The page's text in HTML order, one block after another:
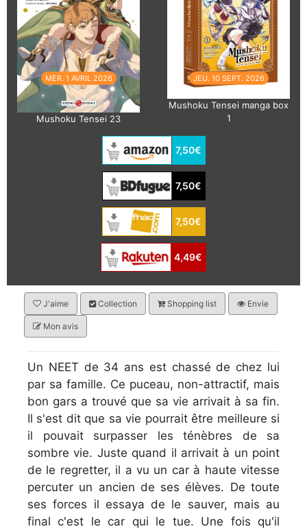
MER. 1 AVRIL 2026
Mushoku Tensei 23
JEU. 10 SEPT. 2026
Mushoku Tensei manga box
1
7,50€
7,50€
7,50€
4,49€
J'aime Collection Shopping list Envie
Mon avis
Un NEET de 34 ans est chassé de chez lui
par sa famille. Ce puceau, non-attractif, mais
bon gars a trouvé que sa vie arrivait à sa fin.
Il s'est dit que sa vie pourrait être meilleure si
il pouvait surpasser les ténèbres de sa
sombre vie. Juste quand il arrivait à un point
de le regretter, il a vu un car à haute vitesse
percuter un ancien de ses élèves. De toute
ses forces il essaya de le sauver, mais au
final c'est le car qui le tue. Une fois qu'il